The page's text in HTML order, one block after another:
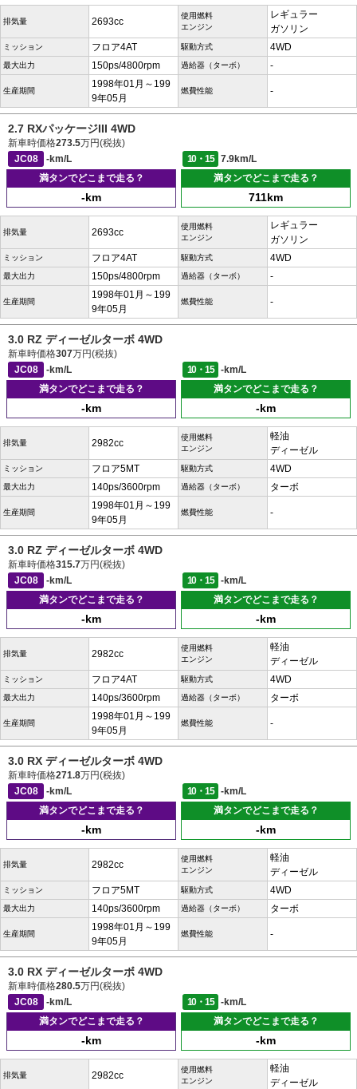
排気量 2693cc
使用燃料
エンジン
レギュラー
ガソリン
ミッション フロア4AT 駆動方式 4WD
最大出力 150ps/4800rpm 過給器（ターボ） -
生産期間
1998年01月～199
9年05月
燃費性能 -
2.7 RXパッケージIII 4WD
新車時価格273.5万円(税抜)
JC08
-km/L 10・15
7.9km/L
満タンでどこまで走る？
-km
満タンでどこまで走る？
711km
排気量 2693cc
使用燃料
エンジン
レギュラー
ガソリン
ミッション フロア4AT 駆動方式 4WD
最大出力 150ps/4800rpm 過給器（ターボ） -
生産期間
1998年01月～199
9年05月
燃費性能 -
3.0 RZ ディーゼルターボ 4WD
新車時価格307万円(税抜)
JC08
-km/L 10・15
-km/L
満タンでどこまで走る？
-km
満タンでどこまで走る？
-km
排気量 2982cc
使用燃料
エンジン
軽油
ディーゼル
ミッション フロア5MT 駆動方式 4WD
最大出力 140ps/3600rpm 過給器（ターボ） ターボ
生産期間
1998年01月～199
9年05月
燃費性能 -
3.0 RZ ディーゼルターボ 4WD
新車時価格315.7万円(税抜)
JC08
-km/L 10・15
-km/L
満タンでどこまで走る？
-km
満タンでどこまで走る？
-km
排気量 2982cc
使用燃料
エンジン
軽油
ディーゼル
ミッション フロア4AT 駆動方式 4WD
最大出力 140ps/3600rpm 過給器（ターボ） ターボ
生産期間
1998年01月～199
9年05月
燃費性能 -
3.0 RX ディーゼルターボ 4WD
新車時価格271.8万円(税抜)
JC08
-km/L 10・15
-km/L
満タンでどこまで走る？
-km
満タンでどこまで走る？
-km
排気量 2982cc
使用燃料
エンジン
軽油
ディーゼル
ミッション フロア5MT 駆動方式 4WD
最大出力 140ps/3600rpm 過給器（ターボ） ターボ
生産期間
1998年01月～199
9年05月
燃費性能 -
3.0 RX ディーゼルターボ 4WD
新車時価格280.5万円(税抜)
JC08
-km/L 10・15
-km/L
満タンでどこまで走る？
-km
満タンでどこまで走る？
-km
排気量 2982cc
使用燃料
エンジン
軽油
ディーゼル